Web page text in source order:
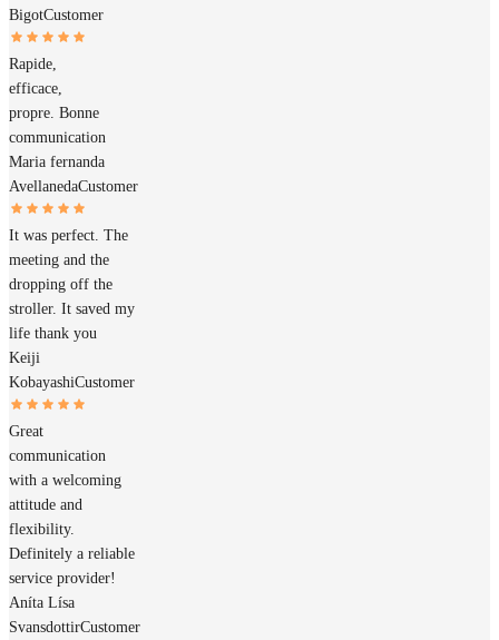
BigotCustomer
Rapide,
efficace,
propre. Bonne
communication
Maria fernanda
AvellanedaCustomer
It was perfect. The
meeting and the
dropping off the
stroller. It saved my
life thank you
Keiji
KobayashiCustomer
Great
communication
with a welcoming
attitude and
flexibility.
Definitely a reliable
service provider!
Aníta Lísa
SvansdottirCustomer